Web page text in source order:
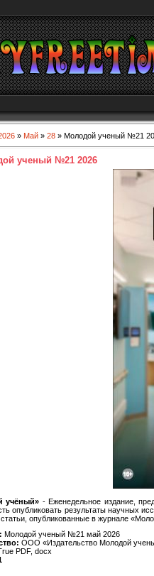
» Май » 28 » Молодой ученый №21
ученый №21 2026
учёный» - Еженедельное издание,
опубликовать результаты научных
опубликованные в журнале
Молодой ученый №21 май 2026
ООО «Издательство Молодой
PDF, docx